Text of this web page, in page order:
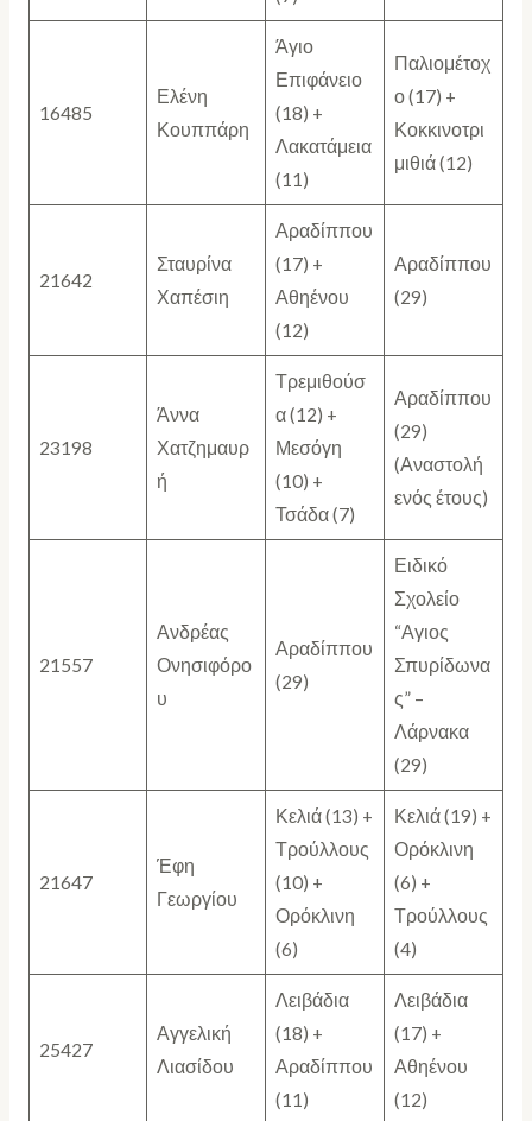
16485
Ελένη
Κουππάρη
Άγιο
Επιφάνειο
(18) +
Λακατάμεια
(11)
Παλιομέτοχ
ο (17) +
Κοκκινοτρι
μιθιά (12)
21642
Σταυρίνα
Χαπέσιη
Αραδίππου
(17) +
Αθηένου
(12)
Αραδίππου
(29)
23198
Άννα
Χατζημαυρ
ή
Τρεμιθούσ
α (12) +
Μεσόγη
(10) +
Τσάδα (7)
Αραδίππου
(29)
(Αναστολή
ενός έτους)
21557
Ανδρέας
Ονησιφόρο
υ
Αραδίππου
(29)
Ειδικό
Σχολείο
“Αγιος
Σπυρίδωνα
ς” –
Λάρνακα
(29)
21647
Έφη
Γεωργίου
Κελιά (13) +
Τρούλλους
(10) +
Ορόκλινη
(6)
Κελιά (19) +
Ορόκλινη
(6) +
Τρούλλους
(4)
25427
Αγγελική
Λιασίδου
Λειβάδια
(18) +
Αραδίππου
(11)
Λειβάδια
(17) +
Αθηένου
(12)